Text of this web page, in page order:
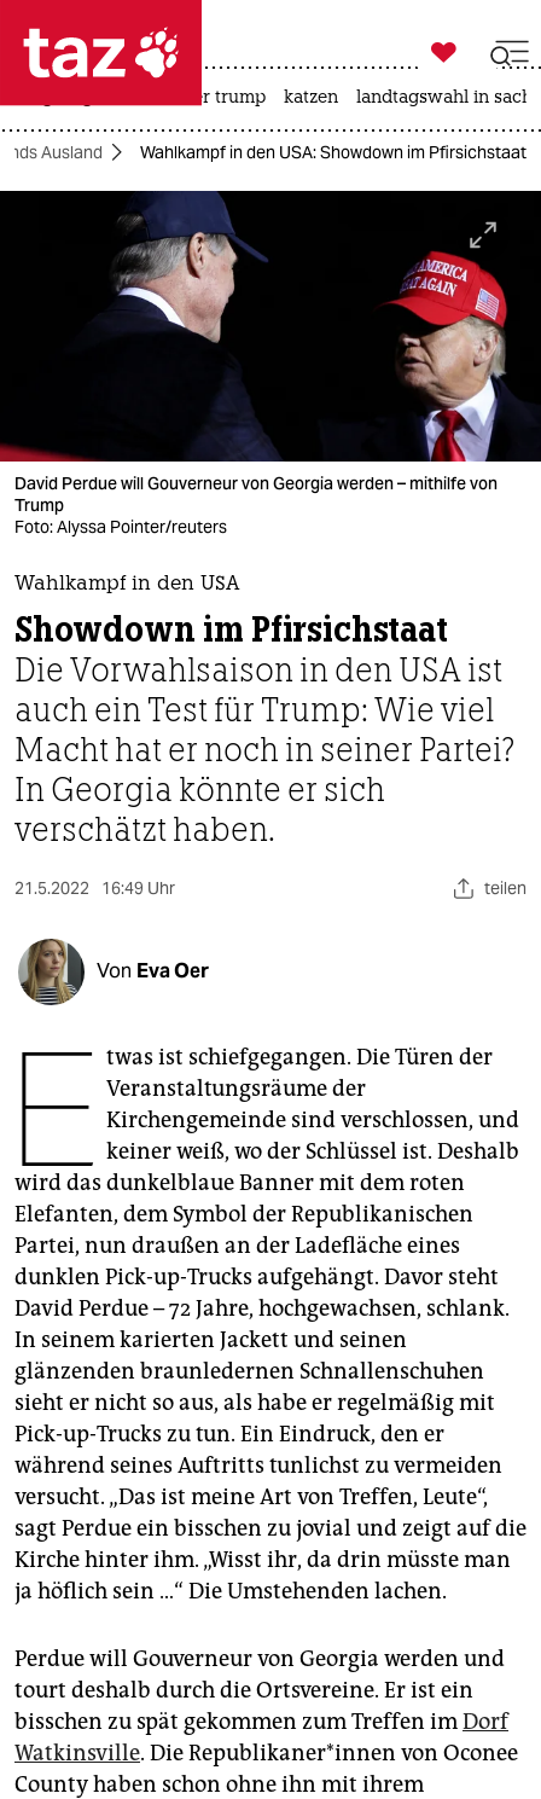
 taz zahl ich
taz zahl ich
kultur
sport
berlin
nord
wahrheit
verlag
verlag
veranstaltungen
shop
fragen & hilfe
unterstützen
abo
epaper login

taz zahl ich
usa unter trump katzen landtagswahl in
Ausland Wahlkampf in den USA: Showdown im Pfirsichstaat
David Perdue will ­Gouverneur von Georgia werden – mithilfe von
Trump
Foto: Alyssa Pointer/reuters
Wahlkampf in den USA
Showdown im Pfirsichstaat
Die Vorwahlsaison in den USA ist
auch ein Test für Trump: Wie viel
Macht hat er noch in seiner Partei?
In Georgia könnte er sich
verschätzt haben.
21.5.2022 16:49 Uhr teilen
Von Eva Oer
E twas ist schiefgegangen. Die Türen der
Veranstaltungsräume der
Kirchengemeinde sind verschlossen, und
keiner weiß, wo der Schlüssel ist. Deshalb
wird das dunkelblaue Banner mit dem roten
Elefanten, dem Symbol der Republikanischen
Partei, nun draußen an der Ladefläche eines
dunklen Pick-up-Trucks aufgehängt. Davor steht
David Perdue – 72 Jahre, hochgewachsen, schlank.
In seinem karierten Jackett und seinen
glänzenden braunledernen Schnallenschuhen
sieht er nicht so aus, als habe er regelmäßig mit
Pick-up-Trucks zu tun. Ein Eindruck, den er
während seines Auftritts tunlichst zu vermeiden
versucht. „Das ist meine Art von Treffen, Leute“,
sagt Perdue ein bisschen zu jovial und zeigt auf die
Kirche hinter ihm. „Wisst ihr, da drin müsste man
ja höflich sein …“ Die Umstehenden lachen.
Perdue will Gouverneur von Georgia werden und
tourt deshalb durch die Ortsvereine. Er ist ein
bisschen zu spät gekommen zum Treffen imDorf
Watkinsville. Die Re­pu­bli­ka­ne­r*in­nen von Oconee
County haben schon ohne ihn mit ihrem